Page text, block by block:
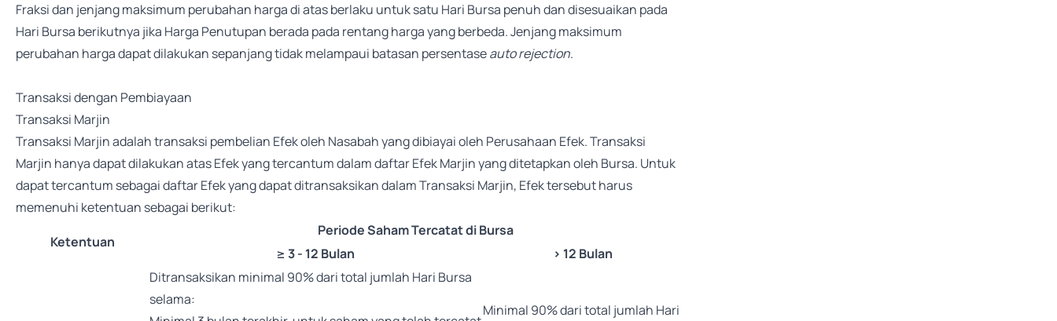
Fraksi dan jenjang maksimum perubahan harga di atas berlaku untuk satu Hari Bursa penuh dan disesuaikan pada
Hari Bursa berikutnya jika Harga Penutupan berada pada rentang harga yang berbeda. Jenjang maksimum
perubahan harga dapat dilakukan sepanjang tidak melampaui batasan persentaseauto rejection.
Transaksi dengan Pembiayaan
Transaksi Marjin
Transaksi Marjin adalah transaksi pembelian Efek oleh Nasabah yang dibiayai oleh Perusahaan Efek. Transaksi
Marjin hanya dapat dilakukan atas Efek yang tercantum dalam daftar Efek Marjin yang ditetapkan oleh Bursa. Untuk
dapat tercantum sebagai daftar Efek yang dapat ditransaksikan dalam Transaksi Marjin, Efek tersebut harus
memenuhi ketentuan sebagai berikut:
Ketentuan
Periode Saham Tercatat di Bursa
≥ 3 - 12 Bulan
> 12 Bulan
Ditransaksikan minimal 90% dari total jumlah Hari Bursa
selama:
Minimal 90% dari total jumlah Hari